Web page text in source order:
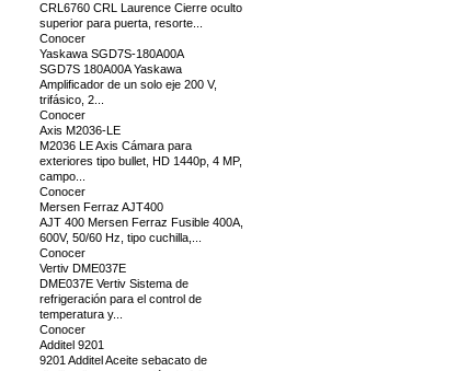
CRL6760 CRL Laurence Cierre oculto
superior para puerta, resorte...
Conocer
Yaskawa SGD7S-180A00A
SGD7S 180A00A Yaskawa
Amplificador de un solo eje 200 V,
trifásico, 2...
Conocer
Axis M2036-LE
M2036 LE Axis Cámara para
exteriores tipo bullet, HD 1440p, 4 MP,
campo...
Conocer
Mersen Ferraz AJT400
AJT 400 Mersen Ferraz Fusible 400A,
600V, 50/60 Hz, tipo cuchilla,...
Conocer
Vertiv DME037E
DME037E Vertiv Sistema de
refrigeración para el control de
temperatura y...
Conocer
Additel 9201
9201 Additel Aceite sebacato de